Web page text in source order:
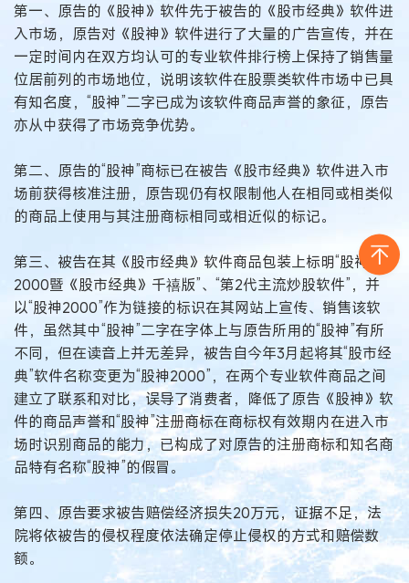
第一、原告的《股神》软件先于被告的《股市经典》软件进
入市场，原告对《股神》软件进行了大量的广告宣传，并在
一定时间内在双方均认可的专业软件排行榜上保持了销售量
位居前列的市场地位，说明该软件在股票类软件市场中已具
有知名度，“股神”二字已成为该软件商品声誉的象征，原告
亦从中获得了市场竞争优势。
第二、原告的“股神”商标已在被告《股市经典》软件进入市
场前获得核准注册，原告现仍有权限制他人在相同或相类似
的商品上使用与其注册商标相同或相近似的标记。
第三、被告在其《股市经典》软件商品包装上标明“股神
2000暨《股市经典》千禧版”、“第2代主流炒股软件”，并
以“股神2000”作为链接的标识在其网站上宣传、销售该软
件，虽然其中“股神”二字在字体上与原告所用的“股神”有所
不同，但在读音上并无差异，被告自今年3月起将其“股市经
典”软件名称变更为“股神2000”，在两个专业软件商品之间
建立了联系和对比，误导了消费者，降低了原告《股神》软
件的商品声誉和“股神”注册商标在商标权有效期内在进入市
场时识别商品的能力，已构成了对原告的注册商标和知名商
品特有名称“股神”的假冒。
第四、原告要求被告赔偿经济损失20万元，证据不足，法
院将依被告的侵权程度依法确定停止侵权的方式和赔偿数
额。